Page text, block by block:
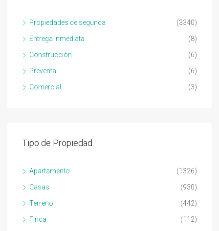
Propiedades de segunda (3340)
Entrega Inmediata (8)
Construcción (6)
Preventa (6)
Comercial (3)
Tipo de Propiedad
Apartamento (1326)
Casas (930)
Terreno (442)
Finca (112)